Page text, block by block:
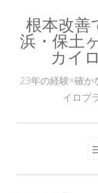
ン
根本改善
浜・保土
カイ
23年の経験×確か
イロプ